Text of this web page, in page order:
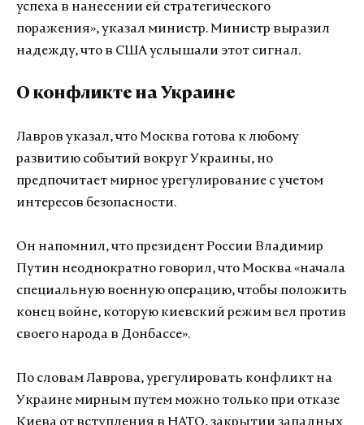
успеха в нанесении ей стратегического
поражения», указал министр. Министр выразил
надежду, что в США услышали этот сигнал.
О конфликте на Украине
Лавров указал, что Москва готова к любому
развитию событий вокруг Украины, но
предпочитает мирное урегулирование с учетом
интересов безопасности.
Он напомнил, что президент России Владимир
Путин неоднократно говорил, что Москва «начала
специальную военную операцию, чтобы положить
конец войне, которую киевский режим вел против
своего народа в Донбассе».
По словам Лаврова, урегулировать конфликт на
Украине мирным путем можно только при отказе